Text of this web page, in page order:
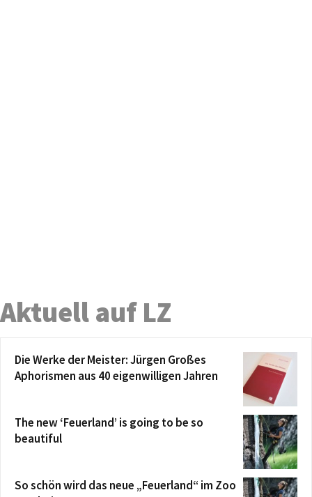
Aktuell auf LZ
Die Werke der Meister: Jürgen Großes
Aphorismen aus 40 eigenwilligen Jahren
The new ‘Feuerland’ is going to be so
beautiful
So schön wird das neue „Feuerland“ im Zoo